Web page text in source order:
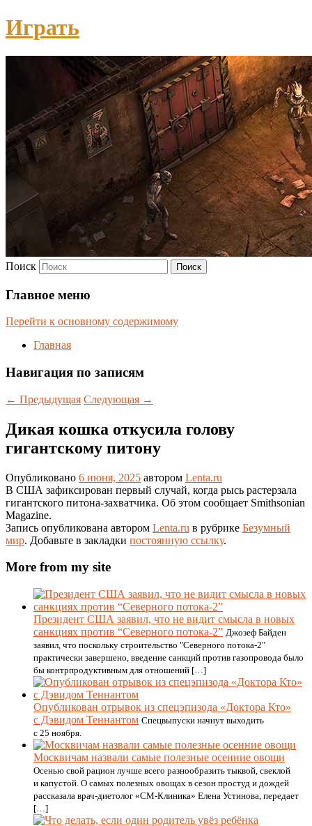
Играть
Поиск
Главное меню
Перейти к основному содержимому
Главная
Навигация по записям
← Предыдущая Следующая →
Дикая кошка откусила голову
гигантскому питону
Опубликовано 6 июня, 2025 автором Lenta.ru
В США зафиксирован первый случай, когда рысь растерзала
гигантского питона-захватчика. Об этом сообщает Smithsonian
Magazine.
Запись опубликована автором Lenta.ru в рубрике Безумный
мир. Добавьте в закладки постоянную ссылку.
More from my site
Президент США заявил, что не видит смысла в новых
санкциях против “Северного потока-2” Джозеф Байден
заявил, что поскольку строительство "Северного потока-2"
практически завершено, введение санкций против газопровода было
бы контрпродуктивным для отношений […]
Опубликован отрывок из спецэпизода «Доктора Кто»
с Дэвидом Теннантом Спецвыпуски начнут выходить
с 25 ноября.
Москвичам назвали самые полезные осенние овощи
Осенью свой рацион лучше всего разнообразить тыквой, свеклой
и капустой. О самых полезных овощах в сезон простуд и дождей
рассказала врач-диетолог «СМ-Клиника» Елена Устинова, передает
[…]